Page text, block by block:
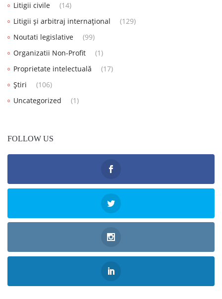
Litigii civile
(14)
Litigii și arbitraj internațional
(129)
Noutati legislative
(99)
Organizatii Non-Profit
(1)
Proprietate intelectuală
(17)
Știri
(106)
Uncategorized
(1)
FOLLOW US